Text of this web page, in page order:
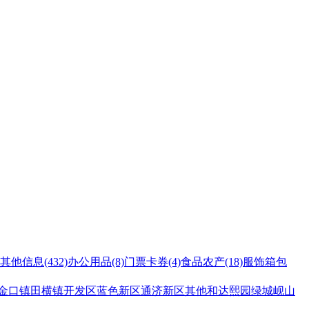
其他信息(432)办公用品(8)门票卡券(4)食品农产(18)服饰箱包
口镇田横镇开发区蓝色新区通济新区其他和达熙园绿城岘山